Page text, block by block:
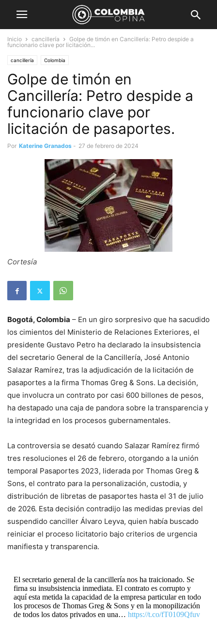
Inicio cancillería
Golpe de timón en Cancillería: Petro despide a
funcionario clave por licitación...
cancillería Colombia
Golpe de timón en
Cancillería: Petro despide a
funcionario clave por
licitación de pasaportes.
Por Katerine Granados - 27 de febrero de 2024
Cortesía
Bogotá, Colombia – En un giro sorpresivo que ha sacudido
los cimientos del Ministerio de Relaciones Exteriores, el
presidente Gustavo Petro ha declarado la insubsistencia
del secretario General de la Cancillería, José Antonio
Salazar Ramírez, tras la adjudicación de la licitación de
pasaportes a la firma Thomas Greg & Sons. La decisión,
que involucra un contrato por casi 600 billones de pesos,
ha destapado una caja de pandora sobre la transparencia y
la integridad en los procesos gubernamentales.
La controversia se desató cuando Salazar Ramírez firmó
tres resoluciones el 26 de febrero, otorgando a la unión
temporal Pasaportes 2023, liderada por Thomas Greg &
Sons, el contrato para la personalización, custodia, y
distribución de libretas de pasaportes hasta el 31 de julio
de 2026. Esta decisión contradijo las medidas previas del
suspendido canciller Álvaro Leyva, quien había buscado
reiniciar el proceso licitatorio bajo criterios de urgencia
manifiesta y transparencia.
El secretario general de la cancillería nos ha traicionado. Se
firna su insubsistencia inmediata. El contrato es corrupto y
aquí esta metida la capacidad de la empresa particular en todo
los procesos de Thomas Greg & Sons y en la monopilización
de todos los datos privados en una… https://t.co/fT0109Qfuv